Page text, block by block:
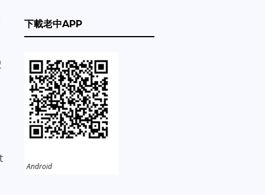
下載老中APP
Android